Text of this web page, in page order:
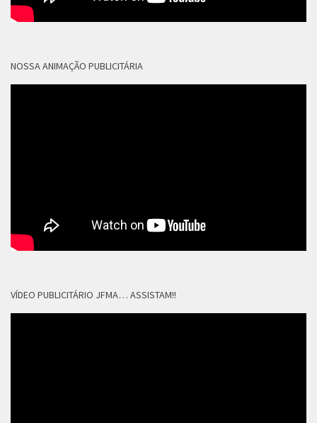
NOSSA ANIMAÇÃO PUBLICITÁRIA
VÍDEO PUBLICITÁRIO JFMA… ASSISTAM!!